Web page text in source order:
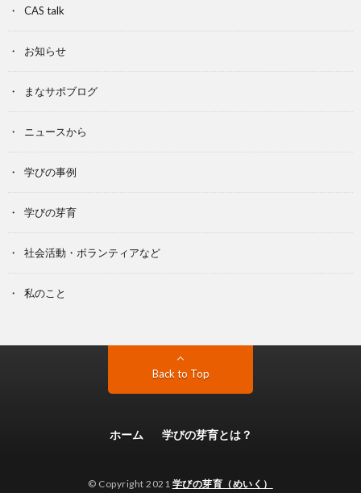
CAS talk
お知らせ
まなサポブログ
ニュースから
学びの事例
学びの芽育
社会活動・ボランティアなど
私のこと
Back to Top
ホーム 学びの芽育とは？
© Copyright 2021 学びの芽育（めいく）